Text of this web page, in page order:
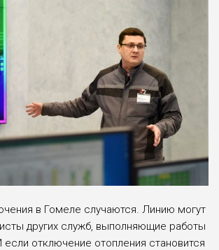
в Гомеле случаются. Линию могут
других служб, выполняющие работы
если отключение отопления становится